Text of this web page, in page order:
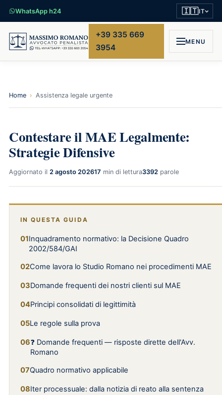
WhatsApp h24 🇮🇹IT
+39 335 669
3954
MENU
Home › Assistenza legale urgente
Contestare il MAE Legalmente:
Strategie Difensive
Aggiornato il 2 agosto 202617 min di lettura3392 parole
IN QUESTA GUIDA
Inquadramento normativo: la Decisione Quadro
2002/584/GAI
Come lavora lo Studio Romano nei procedimenti MAE
Domande frequenti dei nostri clienti sul MAE
Principi consolidati di legittimità
Le regole sulla prova
❓ Domande frequenti — risposte dirette dell'Avv.
Romano
Quadro normativo applicabile
Iter processuale: dalla notizia di reato alla sentenza